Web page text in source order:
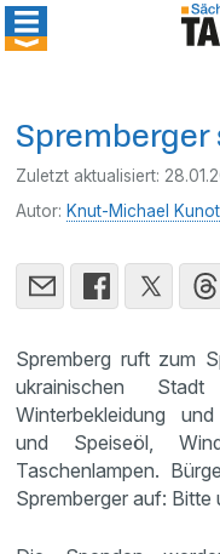
Zuletzt aktualisiert:
Autor: Knut-Michael
Spremberg ruft zum
ukrainischen
Winterbekleidung
und Speiseöl,
Taschenlampen.
Spremberger auf: